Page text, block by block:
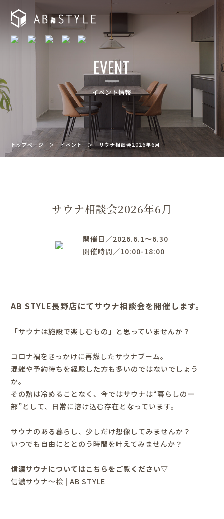
EVENT
イベント情報
トップページ ＞イベント ＞サウナ相談会2026年6月
サウナ相談会2026年6月
開催日／2026.6.1～6.30
開催時間／10:00-18:00
AB STYLE長野店にてサウナ相談会を開催します。
「サウナは施設で楽しむもの」と思っていませんか？
コロナ禍をきっかけに再燃したサウナブーム。
混雑や予約待ちを経験した方も多いのではないでしょう
か。
その熱は冷めることなく、今ではサウナは“暮らしの一
部”として、日常に溶け込む存在となっています。
サウナのある暮らし、少しだけ想像してみませんか？
いつでも自由にととのう時間を叶えてみませんか？
信濃サウナについてはこちらをご覧ください▽
信濃サウナ～桧 | AB STYLE